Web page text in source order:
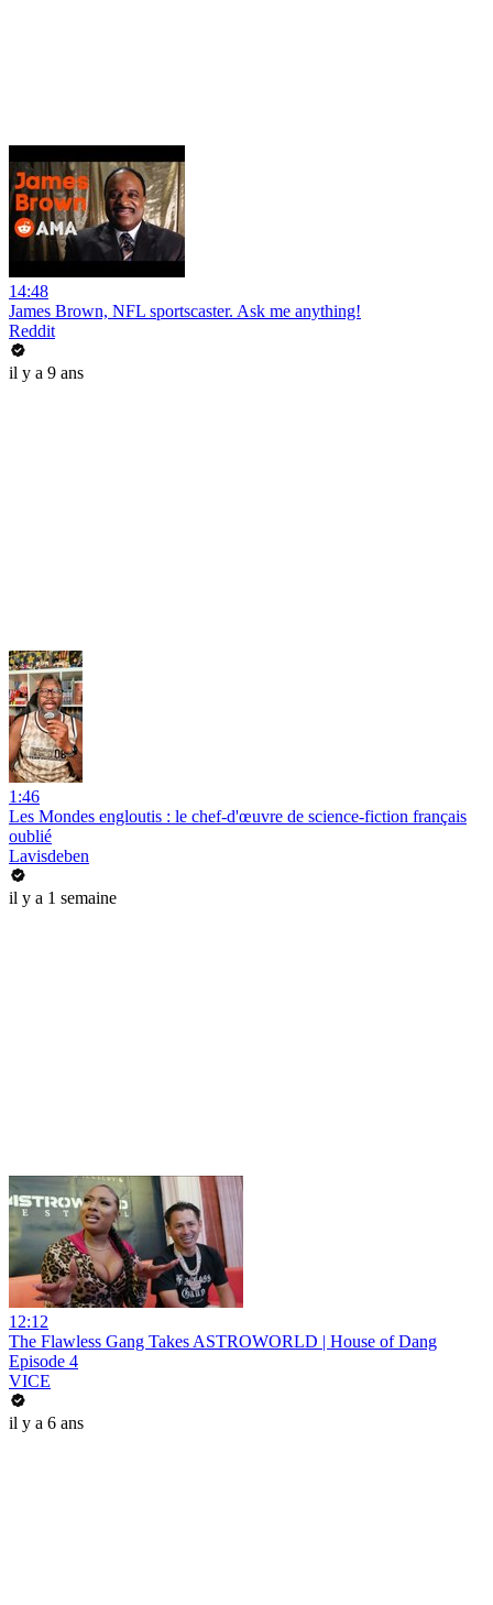
14:48
James Brown, NFL sportscaster. Ask me anything!
Reddit
il y a 9 ans
1:46
Les Mondes engloutis : le chef-d'œuvre de science-fiction français
oublié
Lavisdeben
il y a 1 semaine
12:12
The Flawless Gang Takes ASTROWORLD | House of Dang
Episode 4
VICE
il y a 6 ans